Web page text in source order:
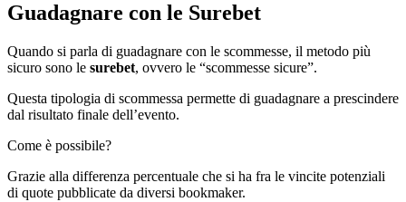
Guadagnare con le Surebet
Quando si parla di guadagnare con le scommesse, il metodo più
sicuro sono le surebet, ovvero le “scommesse sicure”.
Questa tipologia di scommessa permette di guadagnare a prescindere
dal risultato finale dell’evento.
Come è possibile?
Grazie alla differenza percentuale che si ha fra le vincite potenziali
di quote pubblicate da diversi bookmaker.